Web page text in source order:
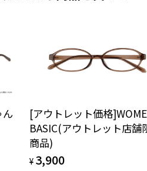
イズを確認するには？
た場合、保証期間は初期の期間から
するために、定期的な視
します。
ズをお買い求めください。
では「レンズ交換券」はお選び
い方へ＞
のみ購入して、
をお選びいただくと、実店舗で
ンズ（標準セットレンズ）へ無
ん
[アウトレット価格
BASIC(アウトレット店舗
商品)
¥ 3,900